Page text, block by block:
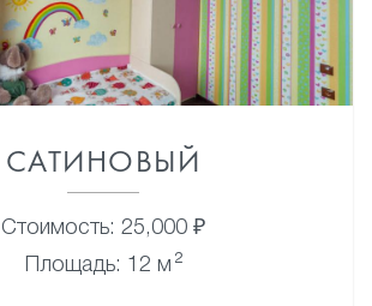
САТИНОВЫЙ
Стоимость: 25,000 ₽
Площадь: 12 м 2